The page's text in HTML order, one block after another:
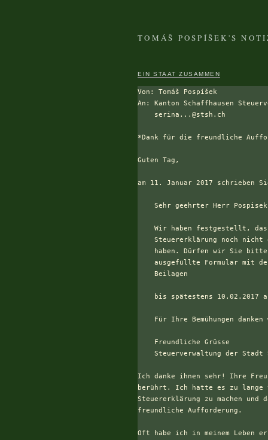
TOMÁŠ POSPÍŠEK'S
EIN STAAT ZUSAMMEN
Von: Tomáš Pospíšek
An: Kanton Schaffhausen
    serina...@stsh.ch
*Dank für die freundliche
Guten Tag,
am 11. Januar 2017 schrieben
    Sehr geehrter Herr Pospisek
Wir haben festgestellt,
Steuererklärung noch nicht
haben. Dürfen wir Sie
ausgefüllte Formular mit
    Beilagen
bis spätestens 10.02.2017
Für Ihre Bemühungen danken
    Freundliche Grüsse
Steuerverwaltung der Stadt
Ich danke ihnen sehr! Ihre
berührt. Ich hatte es zu lange
Steuererklärung zu machen und
freundliche Aufforderung.
Oft habe ich in meinem Leben